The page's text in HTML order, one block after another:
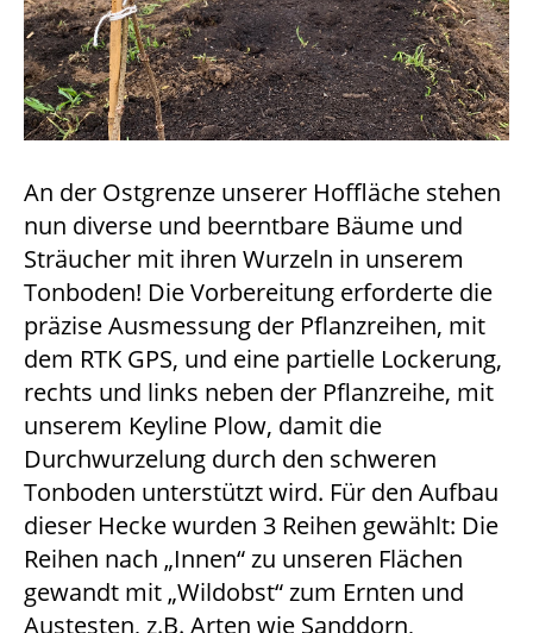
An der Ostgrenze unserer Hoffläche stehen
nun diverse und beerntbare Bäume und
Sträucher mit ihren Wurzeln in unserem
Tonboden! Die Vorbereitung erforderte die
präzise Ausmessung der Pflanzreihen, mit
dem RTK GPS, und eine partielle Lockerung,
rechts und links neben der Pflanzreihe, mit
unserem Keyline Plow, damit die
Durchwurzelung durch den schweren
Tonboden unterstützt wird. Für den Aufbau
dieser Hecke wurden 3 Reihen gewählt: Die
Reihen nach „Innen“ zu unseren Flächen
gewandt mit „Wildobst“ zum Ernten und
Austesten, z.B. Arten wie Sanddorn,